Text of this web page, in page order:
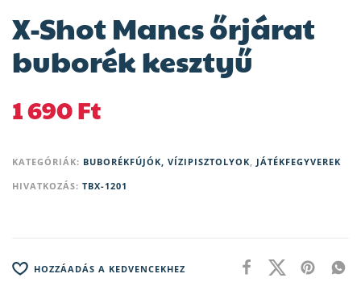
X-Shot Mancs őrjárat
buborék kesztyű
1 690Ft
KATEGÓRIÁK: BUBORÉKFÚJÓK, VÍZIPISZTOLYOK, JÁTÉKFEGYVEREK
HIVATKOZÁS: TBX-1201
HOZZÁADÁS A KEDVENCEKHEZ